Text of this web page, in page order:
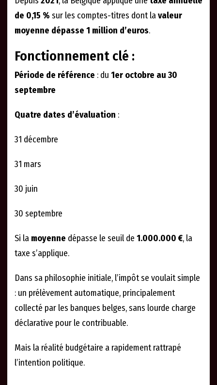
de 0,15 % sur les comptes-titres dont lavaleur
moyenne dépasse 1 million d’euros.
Fonctionnement clé :
Période de référence : du 1er octobre au 30
septembre
Quatre dates d’évaluation :
31 décembre
31 mars
30 juin
30 septembre
Si la moyenne dépasse le seuil de 1.000.000 €, la
taxe s’applique.
Dans sa philosophie initiale, l’impôt se voulait simple
: un prélèvement automatique, principalement
collecté par les banques belges, sans lourde charge
déclarative pour le contribuable.
Mais la réalité budgétaire a rapidement rattrapé
l’intention politique.